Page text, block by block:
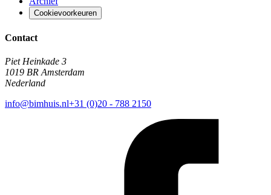
Cookievoorkeuren
Contact
Piet Heinkade 3
1019 BR Amsterdam
Nederland
info@bimhuis.nl+31 (0)20 - 788 2150